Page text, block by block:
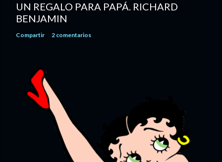
UN REGALO PARA PAPÁ. RICHARD
BENJAMIN
Compartir 2 comentarios